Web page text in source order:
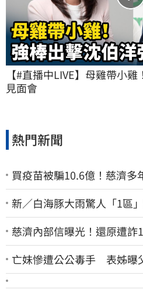
【#直播中LIVE】母雞帶小
見面會
熱門新聞
買疫苗被騙10.6億！慈濟多
新／白海豚大雨驚人「1區
慈濟內部信曝光！還原遭詐
亡妹慘遭公公毒手 表姊曝